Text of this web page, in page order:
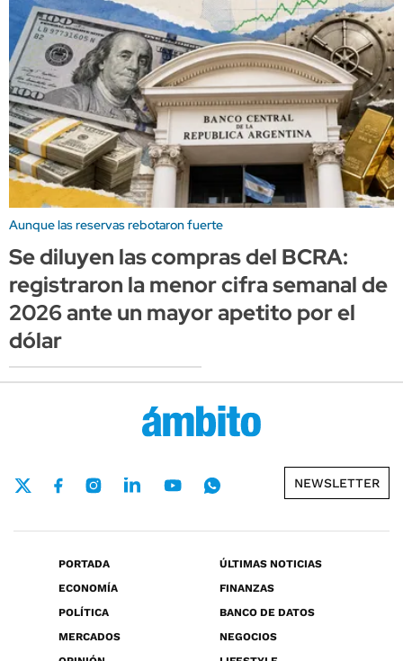
Aunque las reservas rebotaron fuerte
Se diluyen las compras del BCRA:
registraron la menor cifra semanal de
2026 ante un mayor apetito por el
dólar
NEWSLETTER
PORTADA
ÚLTIMAS NOTICIAS
ECONOMÍA
FINANZAS
POLÍTICA
BANCO DE DATOS
MERCADOS
NEGOCIOS